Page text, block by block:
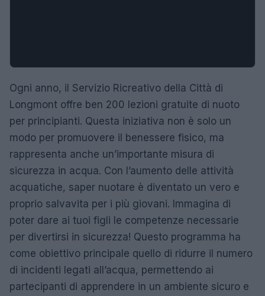
Ogni anno, il Servizio Ricreativo della Città di
Longmont offre ben 200 lezioni gratuite di nuoto
per principianti. Questa iniziativa non è solo un
modo per promuovere il benessere fisico, ma
rappresenta anche un’importante misura di
sicurezza in acqua. Con l’aumento delle attività
acquatiche, saper nuotare è diventato un vero e
proprio salvavita per i più giovani. Immagina di
poter dare ai tuoi figli le competenze necessarie
per divertirsi in sicurezza! Questo programma ha
come obiettivo principale quello di ridurre il numero
di incidenti legati all’acqua, permettendo ai
partecipanti di apprendere in un ambiente sicuro e